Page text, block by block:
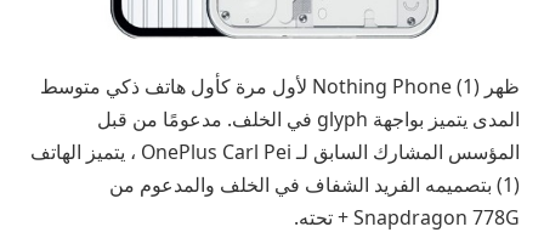
ظهر Nothing Phone (1) لأول مرة كأول هاتف ذكي متوسط ​​
المدى يتميز بواجهة glyph في الخلف. مدعومًا من قبل
المؤسس المشارك السابق لـ OnePlus Carl Pei ، يتميز الهاتف
(1) بتصميمه الفريد الشفاف في الخلف والمدعوم من
Snapdragon 778G + تحته.